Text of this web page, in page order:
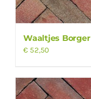
Waaltjes Borger
€ 52,50